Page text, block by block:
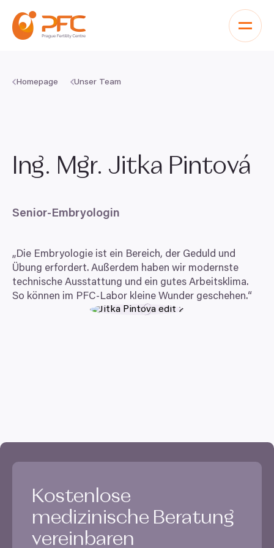
Homepage Unser Team
Ing. Mgr. Jitka Pintová
Senior-Embryologin
„Die Embryologie ist ein Bereich, der Geduld und
Übung erfordert. Außerdem haben wir modernste
technische Ausstattung und ein gutes Arbeitsklima.
So können im PFC-Labor kleine Wunder geschehen.“
Kostenlose
medizinische Beratung
vereinbaren